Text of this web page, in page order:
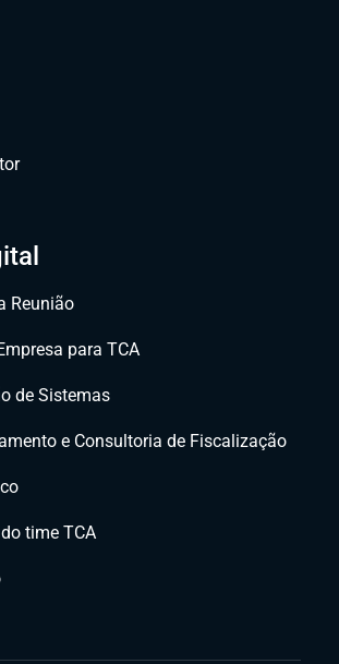
Reunião
para TCA
de Sistemas
e Consultoria de Fiscalização
time TCA